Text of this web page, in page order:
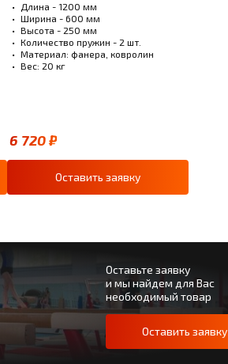
Длина - 1200 мм
Ширина - 600 мм
Высота - 250 мм
Количество пружин - 2 шт.
Материал: фанера, ковролин
Вес: 20 кг
6 720 ₽
Оставить заявку
Оставьте заявку
и мы найдем для Вас
необходимый товар
Оставить заявку